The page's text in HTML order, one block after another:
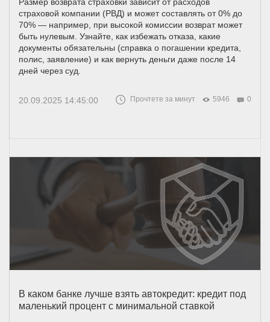
Размер возврата страховки зависит от расходов
страховой компании (РВД) и может составлять от 0% до
70% — например, при высокой комиссии возврат может
быть нулевым. Узнайте, как избежать отказа, какие
документы обязательны (справка о погашении кредита,
полис, заявление) и как вернуть деньги даже после 14
дней через суд.
20.09.2025 14:45:00 Прочтете за минут 5946 0
В каком банке лучше взять автокредит: кредит под
маленький процент с минимальной ставкой